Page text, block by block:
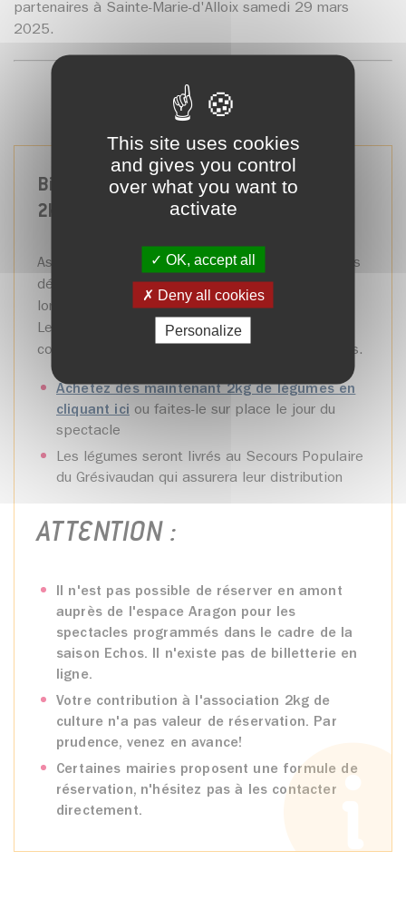
This site uses cookies
and gives you control
over what you want to
activate
OK, accept all
Deny all cookies
Personalize
partenaires à Sainte-Marie-d'Alloix samedi 29 mars
2025.
Billetterie solidaire : Echos s'associe à
2kg de culture
Association iséroise,2kg de culture
aide les plus
démunis en récoltant des denrées alimentaires
lors d'événements culturels !
Les spectacles sont gratuits mais vos
contributions sont encouragées selon vos moyens.
Achetez dès maintenant 2kg de légumes en
cliquant iciou faites-le sur place le jour du
spectacle
Les légumes seront livrés au Secours Populaire
du Grésivaudan qui assurera leur distribution
ATTENTION :
Il n'est pas possible de réserver en amont
auprès de l'espace Aragon pour les
spectacles programmés dans le cadre de la
saison Echos. Il n'existe pas de billetterie en
ligne.
Votre contribution à l'association 2kg de
culture n'a pas valeur de réservation. Par
prudence, venez en avance!
Certaines mairies proposent une formule de
réservation, n'hésitez pas à les contacter
directement.